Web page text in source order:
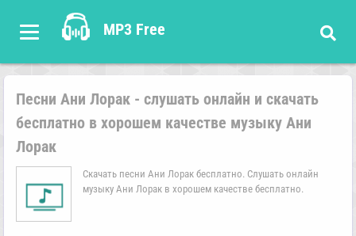
MP3 Free
Песни Ани Лорак - слушать онлайн и скачать
бесплатно в хорошем качестве музыку Ани
Лорак
Скачать песни Ани Лорак бесплатно. Слушать онлайн
музыку Ани Лорак в хорошем качестве бесплатно.